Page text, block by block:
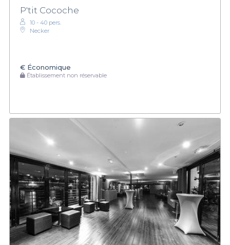
P'tit Cocoche
10 - 40 pers.
Necker
€ Économique
Établissement non réservable